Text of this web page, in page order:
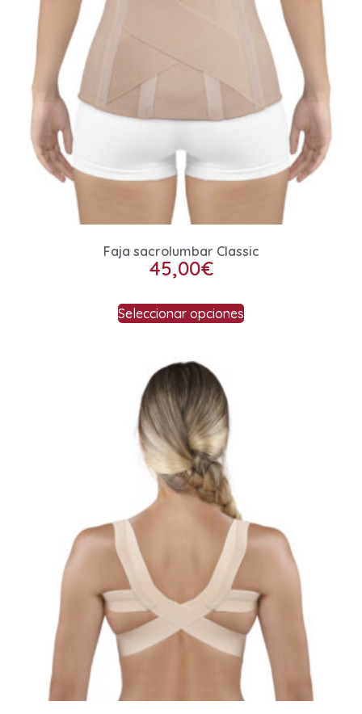
Faja sacrolumbar Classic
45,00€
Seleccionar opciones